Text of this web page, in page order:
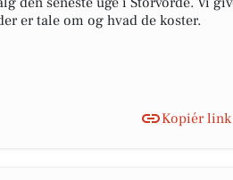
er tale om og hvad de koster.
Kopiér link